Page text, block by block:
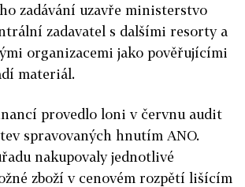
zadávání uzavře ministerstvo
zadavatel s dalšími resorty a
organizacemi jako pověřujícími
materiál.
provedlo loni v červnu audit
spravovaných hnutím ANO.
nakupovaly jednotlivé
zboží v cenovém rozpětí lišícím